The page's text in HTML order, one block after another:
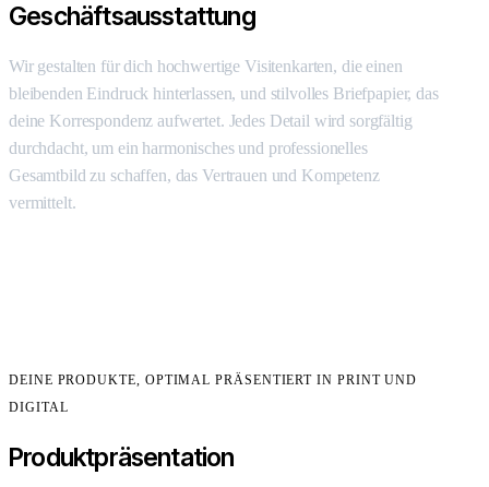
Geschäftsausstattung
Wir gestalten für dich hochwertige Visitenkarten, die einen
bleibenden Eindruck hinterlassen, und stilvolles Briefpapier, das
deine Korrespondenz aufwertet. Jedes Detail wird sorgfältig
durchdacht, um ein harmonisches und professionelles
Gesamtbild zu schaffen, das Vertrauen und Kompetenz
vermittelt.
DEINE PRODUKTE, OPTIMAL PRÄSENTIERT IN PRINT UND
DIGITAL
Produktpräsentation